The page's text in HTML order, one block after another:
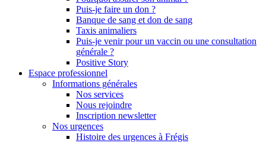
Puis-je faire un don ?
Banque de sang et don de sang
Taxis animaliers
Puis-je venir pour un vaccin ou une consultation
générale ?
Positive Story
Espace professionnel
Informations générales
Nos services
Nous rejoindre
Inscription newsletter
Nos urgences
Histoire des urgences à Frégis